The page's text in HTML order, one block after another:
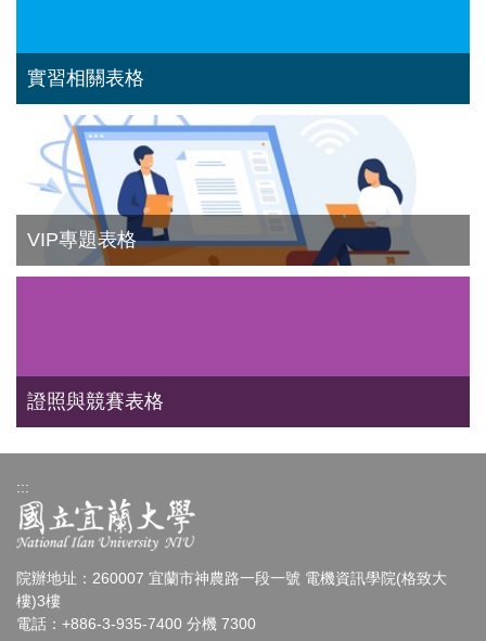
實習相關表格
VIP專題表格
證照與競賽表格
:::
院辦地址：260007 宜蘭市神農路一段一號 電機資訊學院(格致大
樓)3樓
電話：+886-3-935-7400 分機 7300